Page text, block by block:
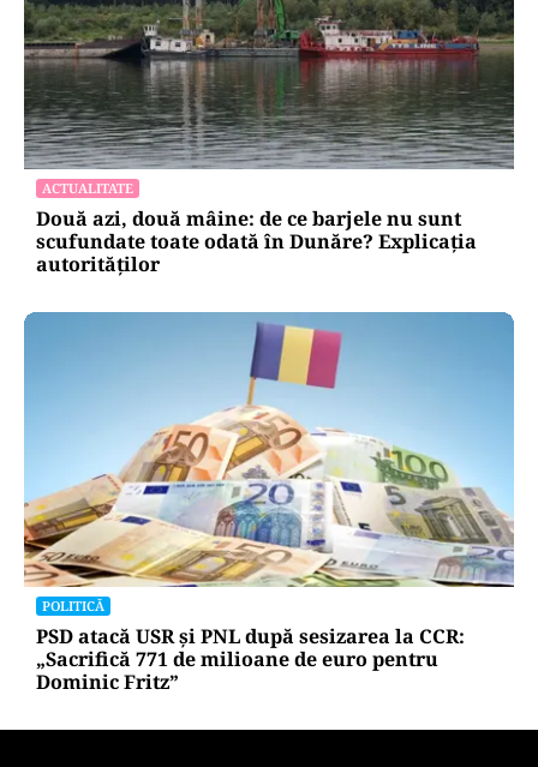
ACTUALITATE
Două azi, două mâine: de ce barjele nu sunt
scufundate toate odată în Dunăre? Explicația
autorităților
POLITICĂ
PSD atacă USR și PNL după sesizarea la CCR:
„Sacrifică 771 de milioane de euro pentru
Dominic Fritz”